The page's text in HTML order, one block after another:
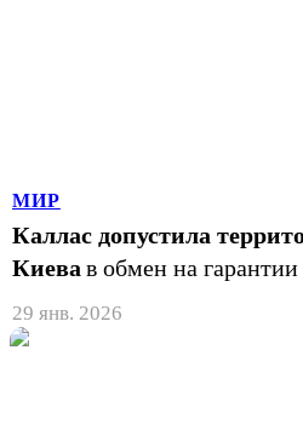
МИР
Каллас допустила
Киева в обмен на
29 янв. 2026